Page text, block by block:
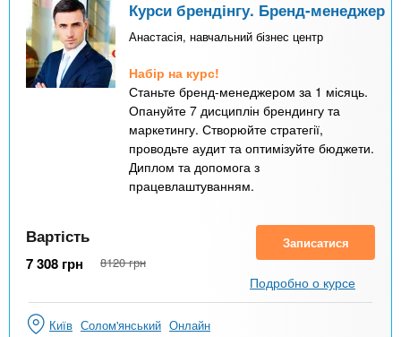
Курси брендінгу. Бренд-менеджер
Анастасія, навчальний бізнес центр
Набір на курс!
Станьте бренд-менеджером за 1 місяць.
Опануйте 7 дисциплін брендингу та
маркетингу. Створюйте стратегії,
проводьте аудит та оптимізуйте бюджети.
Диплом та допомога з
працевлаштуванням.
Вартість
7 308 грн 8120 грн
Записатися
Подробно о курсе
Київ Солом'янський Онлайн